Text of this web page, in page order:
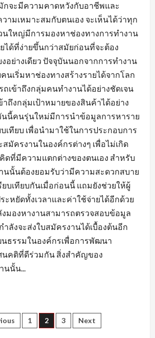
จะมีความคาดหวังกับอาชีพและ
ามเหมาะสมกับตนเอง จะเห็นได้ว่าทุก
ใหญ่มีการมองหาช่องทางการทำงาน
ได้ที่ง่ายขึ้นกว่าสมัยก่อนที่จะต้อง
อย่างเดียว ปัจจุบันนอกจากการทำงาน
นเริ่มหาช่องทางสร้างรายได้จากโลก
เข้าถึงกลุ่มคนทำงานได้อย่างชัดเจน
าถึงกลุ่มเป้าหมายของสินค้าได้อย่าง
นนี้คนรุ่นใหม่มีการนำข้อมูลการหาราย
เทียบ เพื่อนำมาใช้ในการประกอบการ
มัครงานในองค์กรต่างๆ เพื่อไม่เกิด
ดที่มีความแตกต่างของตนเอง สำหรับ
นนั้นต้องยอมรับว่ามีความสะดวกสบาย
ยบเทียบกันเมื่อก่อนนี้ แถมยังช่วยให้ผู้
ะหยัดทั้งเวลาและค่าใช้จ่ายได้อีกด้วย
มองหางานสามารถตรวจสอบข้อมูล
ำลังจะส่งใบสมัครงานได้เบื้องต้นอีก
นธรรมในองค์กรเพื่อการพัฒนา
นคติที่ดีร่วมกัน สิ่งสำคัญของ
นนั้น...
1 2 3 Next